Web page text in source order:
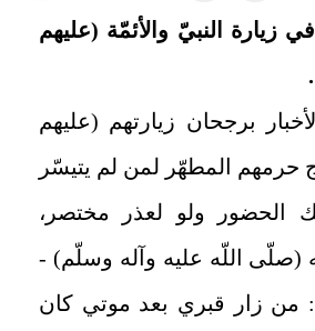
زيارة النبيّ والأئمّة (عليهم
برجحان زيارتهم (عليهم
حرمهم المطهّر لمن لم يتيسّر
الحضور ولو لعذر مختصر،
(صلّى اللّه عليه وآله وسلّم) -
من زار قبري بعد موتي كان